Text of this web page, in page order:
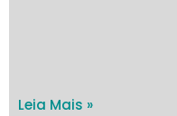
Leia Mais »